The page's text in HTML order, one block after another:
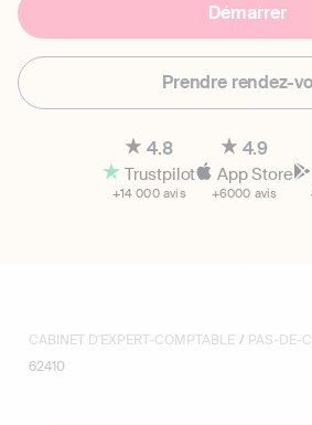
Démarrer
Prendre rendez-
4.8
Trustpilot
+14 000 avis
4.9
App Store
+6000 avis
CABINET D'EXPERT-COMPTABLE / PAS-DE-
62410